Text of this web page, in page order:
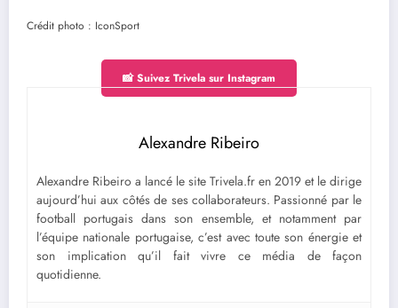
Crédit photo : IconSport
📸 Suivez Trivela sur Instagram
Alexandre Ribeiro
Alexandre Ribeiro a lancé le site Trivela.fr en 2019 et le dirige
aujourd’hui aux côtés de ses collaborateurs. Passionné par le
football portugais dans son ensemble, et notamment par
l’équipe nationale portugaise, c’est avec toute son énergie et
son implication qu’il fait vivre ce média de façon
quotidienne.